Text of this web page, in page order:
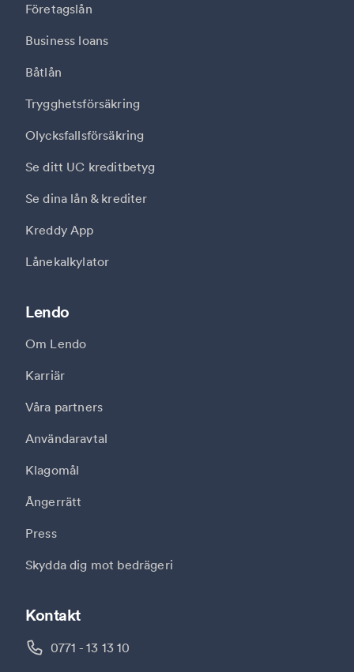
Företagslån
Business loans
Båtlån
Trygghetsförsäkring
Olycksfallsförsäkring
Se ditt UC kreditbetyg
Se dina lån & krediter
Kreddy App
Lånekalkylator
Kontakt
0771 - 13 13 10
Lendo
Om Lendo
Karriär
Våra partners
Användaravtal
Klagomål
Ångerrätt
Press
Skydda dig mot bedrägeri